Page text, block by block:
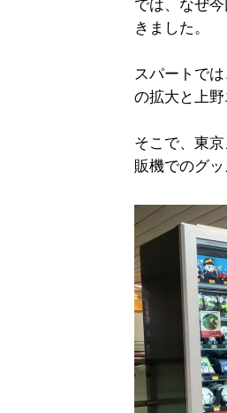
では、なぜ
きました。
スパートで
の拡大と上
そこで、東
販機でのグ